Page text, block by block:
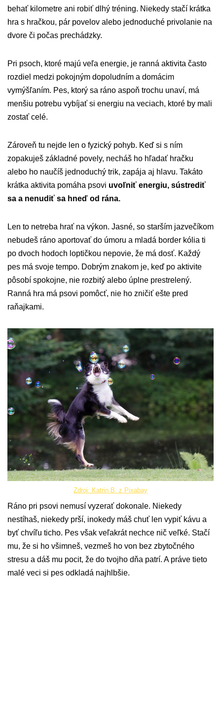
behať kilometre ani robiť dlhý tréning. Niekedy stačí krátka
hra s hračkou, pár povelov alebo jednoduché privolanie na
dvore či počas prechádzky.
Pri psoch, ktoré majú veľa energie, je ranná aktivita často
rozdiel medzi pokojným dopoludním a domácim
vymýšľaním. Pes, ktorý sa ráno aspoň trochu unaví, má
menšiu potrebu vybíjať si energiu na veciach, ktoré by mali
zostať celé.
Zároveň tu nejde len o fyzický pohyb. Keď si s ním
zopakuješ základné povely, necháš ho hľadať hračku
alebo ho naučíš jednoduchý trik, zapája aj hlavu. Takáto
krátka aktivita pomáha psovi uvoľniť energiu, sústrediť
sa a nenudiť sa hneď od rána.
Len to netreba hrať na výkon. Jasné, so starším jazvečíkom
nebudeš ráno aportovať do úmoru a mladá border kólia ti
po dvoch hodoch loptičkou nepovie, že má dosť. Každý
pes má svoje tempo. Dobrým znakom je, keď po aktivite
pôsobí spokojne, nie rozbitý alebo úplne prestrelený.
Ranná hra má psovi pomôcť, nie ho zničiť ešte pred
raňajkami.
Zdroj: Katrin B. z Pixabay
Ráno pri psovi nemusí vyzerať dokonale. Niekedy
nestíhaš, niekedy prší, inokedy máš chuť len vypiť kávu a
byť chvíľu ticho. Pes však veľakrát nechce nič veľké. Stačí
mu, že si ho všimneš, vezmeš ho von bez zbytočného
stresu a dáš mu pocit, že do tvojho dňa patrí. A práve tieto
malé veci si pes odkladá najhlbšie.